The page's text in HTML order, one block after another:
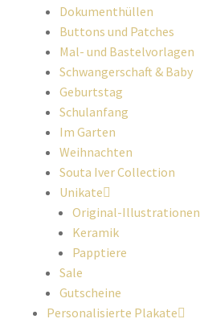
Dokumenthüllen
Buttons und Patches
Mal- und Bastelvorlagen
Schwangerschaft & Baby
Geburtstag
Schulanfang
Im Garten
Weihnachten
Souta Iver Collection
Unikate
Original-Illustrationen
Keramik
Papptiere
Sale
Gutscheine
Personalisierte Plakate